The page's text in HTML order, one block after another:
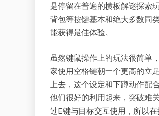
是停留在普遍的横板解谜探索
背包等按键基本和绝大多数同
能获得最佳体验。
虽然键鼠操作上的玩法很简单
家使用空格键朝一个更高的立
上去，这个设定和下蹲动作配
他们很好的利用起来，突破难
过E键与目标交互使用，所以